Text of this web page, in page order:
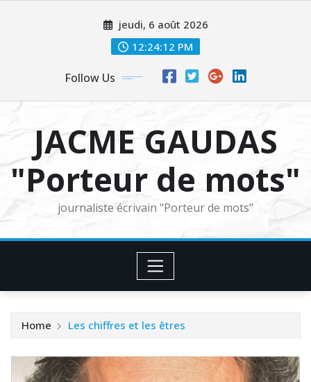
jeudi, 6 août 2026
12:24:13 PM
Follow Us
JACME GAUDAS
"Porteur de mots"
journaliste écrivain "Porteur de mots"
Home Les chiffres et les êtres